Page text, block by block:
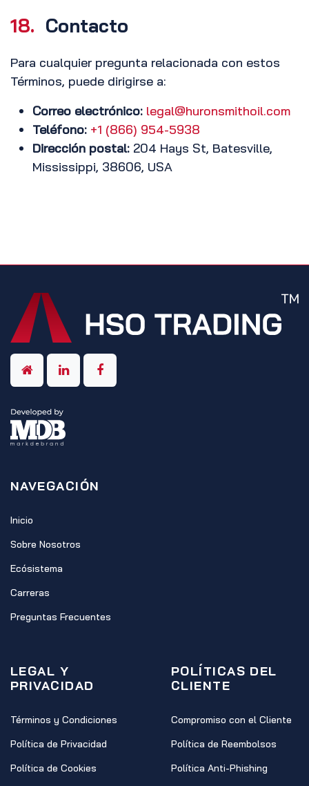
18. Contacto
Para cualquier pregunta relacionada con estos
Términos, puede dirigirse a:
Correo electrónico: legal@huronsmithoil.com
Teléfono: +1 (866) 954-5938
Dirección postal: 204 Hays St, Batesville,
Mississippi, 38606, USA
NAVEGACIÓN
Inicio
Sobre Nosotros
Ecósistema
Carreras
Preguntas Frecuentes
LEGAL Y
PRIVACIDAD
Términos y Condiciones
Política de Privacidad
Política de Cookies
POLÍTICAS DEL
CLIENTE
Compromiso con el Cliente
Política de Reembolsos
Política Anti-Phishing